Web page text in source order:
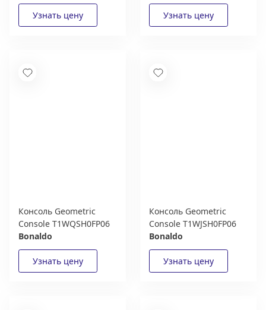
Консоль Geometric
Console T1WQSH0FP06
Bonaldo
Консоль Geometric
Console T1WJSH0FP06
Bonaldo